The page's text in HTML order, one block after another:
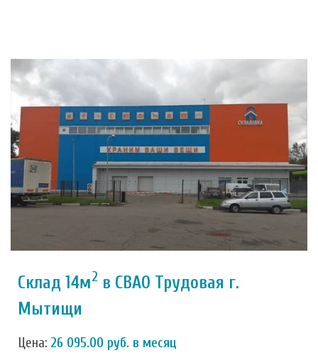
Склад 14м2 в СВАО Трудовая г.
Мытищи
Цена: 26 095.00 руб. в месяц